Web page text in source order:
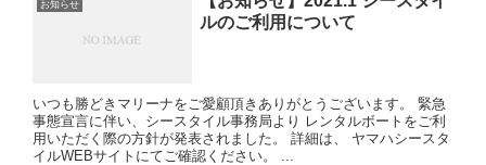
お知らせ
ルのご利用について
いつも勝どきマリーナをご愛顧頂きありがとうございます。 緊急
事態宣言に伴い、シースタイル事務局より レンタルボートをご利
用いただく際の方針が発表されました。 詳細は、 ヤマハシースタ
イルWEBサイトにてご確認ください。 ...